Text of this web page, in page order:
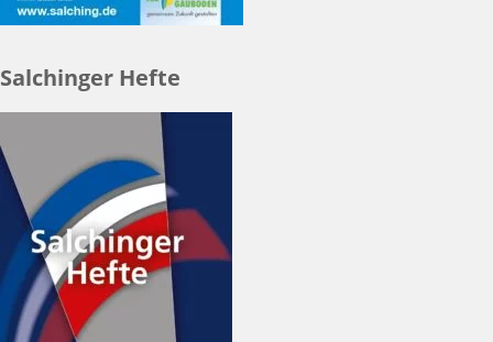
Salchinger Hefte